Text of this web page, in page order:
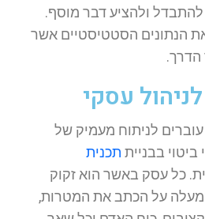
ולהציע דבר מוסף.
הנתונים הסטטיסטיים אשר
הדרך.
עסקי
לניתוח מעמיק של
ביטוי בבניית תכנית
כל עסק באשר הוא זקוק
על הכתב את המטרות,